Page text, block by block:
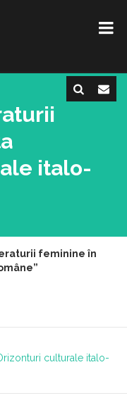
italo-
feminine în
culturale italo-